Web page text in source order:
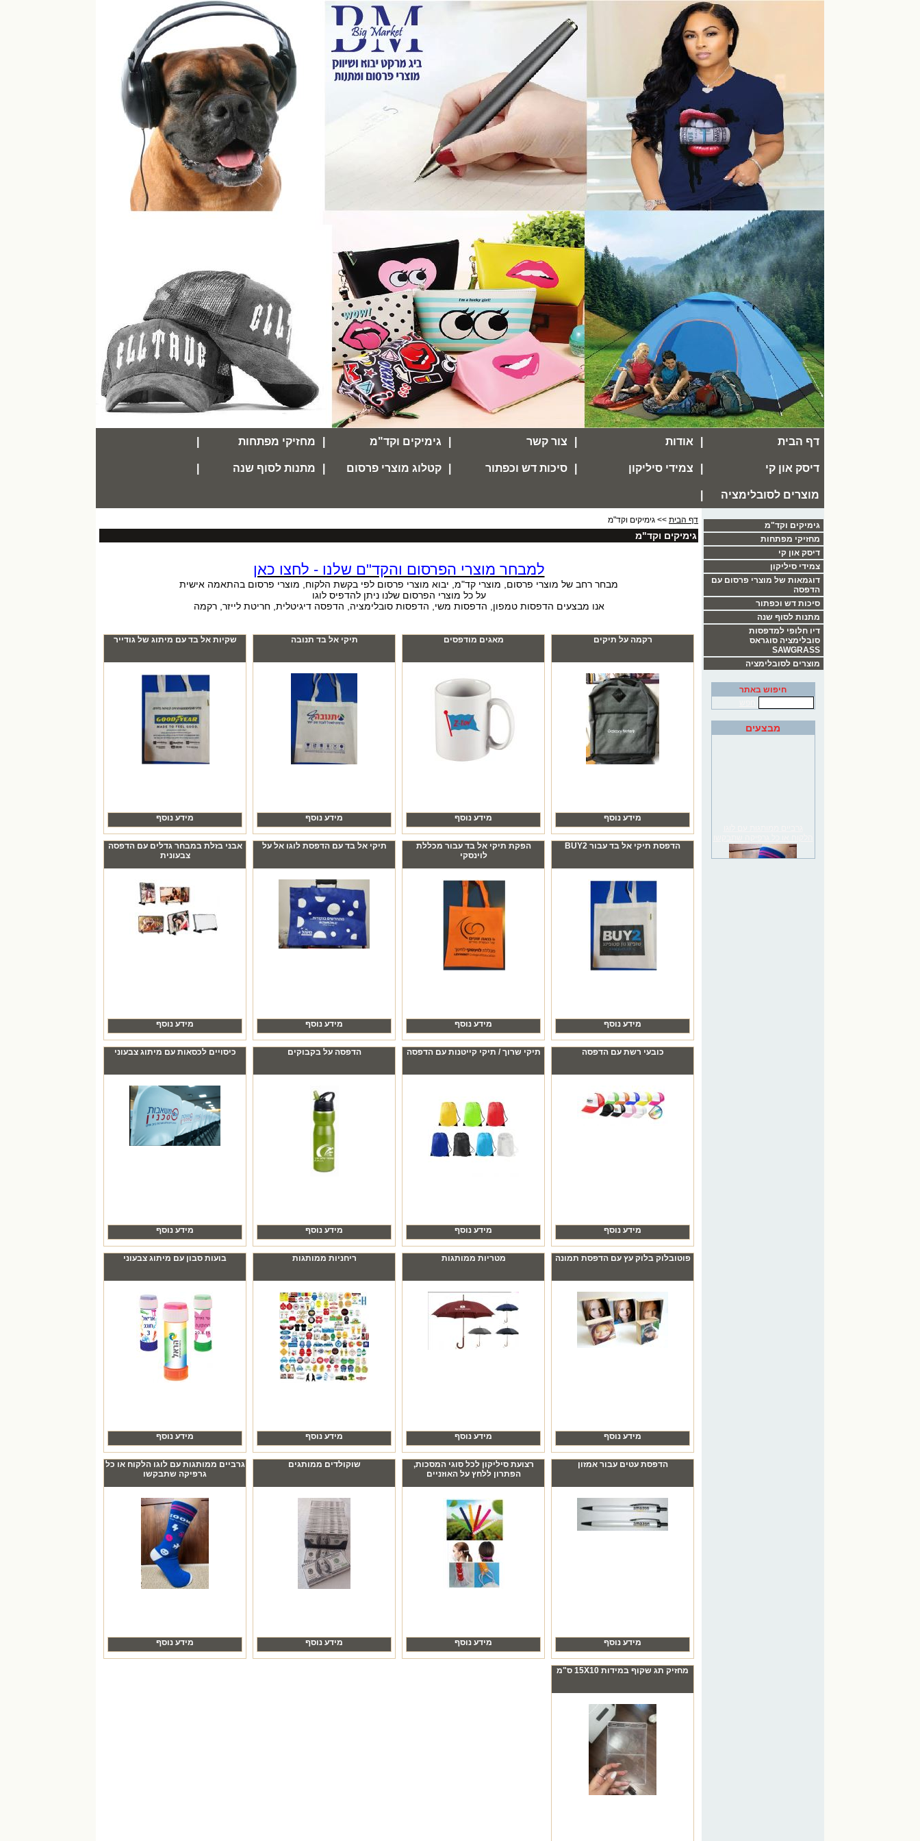
דף הבית אודות צור קשר גימיקים וקד"מ מחזיקי מפתחות
דיסק און קי צמידי סיליקון סיכות דש וכפתור קטלוג מוצרי פרסום מתנות לסוף שנה
מוצרים לסובלימציה
גימיקים וקד"מ
מחזיקי מפתחות
דיסק און קי
צמידי סיליקון
דוגמאות של מוצרי פרסום עם
הדפסה
סיכות דש וכפתור
מתנות לסוף שנה
דיו חלופי למדפסות
סובלימציה סוגראס
SAWGRASS
מוצרים לסובלימציה
חיפוש באתר
מבצעים
דף הבית >> גימיקים וקד"מ
גימיקים וקד"מ
למבחר מוצרי הפרסום והקד"ם שלנו - לחצו כאן
מבחר רחב של מוצרי פרסום, מוצרי קד"מ, יבוא מוצרי פרסום לפי בקשת הלקוח, מוצרי פרסום בהתאמה אישית
על כל מוצרי הפרסום שלנו ניתן להדפיס לוגו
אנו מבצעים הדפסות טמפון, הדפסות משי, הדפסות סובלימציה, הדפסה דיגיטלית, חריטת לייזר, רקמה
רקמה על תיקים
מידע נוסף
מאגים מודפסים
מידע נוסף
תיקי אל בד תנובה
מידע נוסף
שקיות אל בד עם מיתוג של גודייר
מידע נוסף
הדפסת תיקי אל בד עבור BUY2
מידע נוסף
הפקת תיקי אל בד עבור מכללת
לוינסקי
מידע נוסף
תיקי אל בד עם הדפסת לוגו אל על
מידע נוסף
אבני בזלת במבחר גדלים עם הדפסה
צבעונית
מידע נוסף
כובעי רשת עם הדפסה
מידע נוסף
תיקי שרוך / תיקי קייטנות עם הדפסה
מידע נוסף
הדפסה על בקבוקים
מידע נוסף
כיסויים לכסאות עם מיתוג צבעוני
מידע נוסף
פוטובלוק בלוק עץ עם הדפסת תמונה
מידע נוסף
מטריות ממותגות
מידע נוסף
ריחניות ממותגות
מידע נוסף
בועות סבון עם מיתוג צבעוני
מידע נוסף
הדפסת עטים עבור אמזון
מידע נוסף
רצועת סיליקון לכל סוגי המסכות,
הפתרון ללחץ על האוזניים
מידע נוסף
שוקולדים ממותגים
מידע נוסף
גרביים ממותגות עם לוגו הלקוח או כל
גרפיקה שתבקשו
מידע נוסף
מחזיק תג שקוף במידות 15X10 ס"מ